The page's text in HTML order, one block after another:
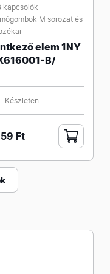
kapcsolók
M sorozat és
elem 1NY
B/
Készleten
Ft